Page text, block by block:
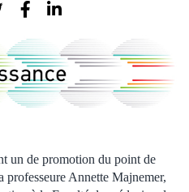
un de promotion du point de
professeure Annette Majnemer,